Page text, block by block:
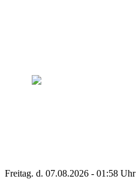
Freitag. d. 07.08.2026 - 01:58 Uhr